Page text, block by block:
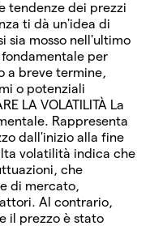
tendenze dei prezzi
ti dà un'idea di
sia mosso nell'ultimo
per
a breve termine,
o potenziali
LA VOLATILITÀ La
Rappresenta
dall'inizio alla fine
volatilità indica che
che
di mercato,
Al contrario,
il prezzo è stato